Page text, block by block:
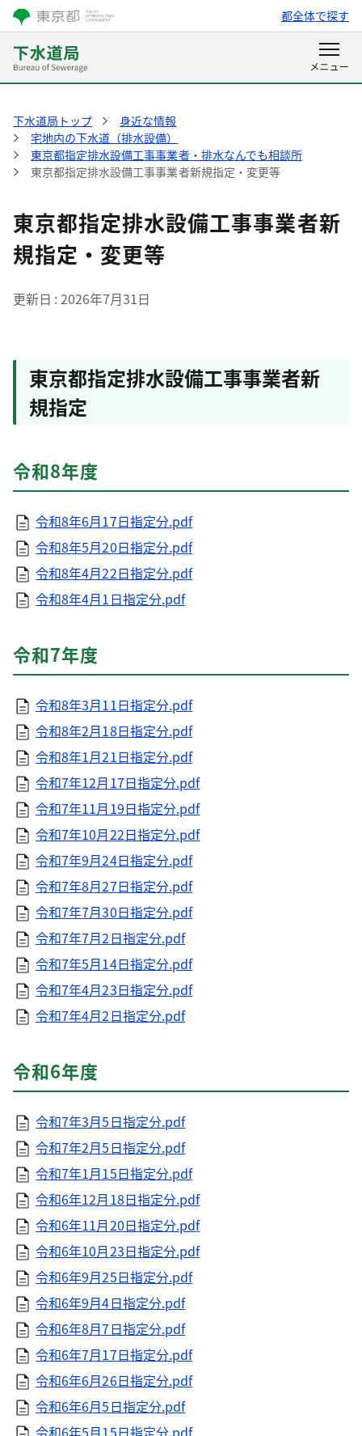
都全体で探す
下水道局トップ
身近な情報
宅地内の下水道（排水設備）
東京都指定排水設備工事事業者・排水なんでも相談所
東京都指定排水設備工事事業者新規指定・変更等
東京都指定排水設備工事事業者新
規指定・変更等
更新日 2026年7月31日
東京都指定排水設備工事事業者新
規指定
令和8年度
令和8年6月17日指定分.pdf
令和8年5月20日指定分.pdf
令和8年4月22日指定分.pdf
令和8年4月1日指定分.pdf
令和7年度​​​​​​
令和8年3月11日指定分.pdf
令和8年2月18日指定分.pdf
令和8年1月21日指定分.pdf
令和7年12月17日指定分.pdf
令和7年11月19日指定分.pdf
令和7年10月22日指定分.pdf
令和7年9月24日指定分.pdf
令和7年8月27日指定分.pdf
令和7年7月30日指定分.pdf
令和7年7月2日指定分.pdf
令和7年5月14日指定分.pdf
令和7年4月23日指定分.pdf
令和7年4月2日指定分.pdf
令和6年度
令和7年3月5日指定分.pdf
令和7年2月5日指定分.pdf
令和7年1月15日指定分.pdf
令和6年12月18日指定分.pdf
令和6年11月20日指定分.pdf
令和6年10月23日指定分.pdf
令和6年9月25日指定分.pdf
令和6年9月4日指定分.pdf
令和6年8月7日指定分.pdf
令和6年7月17日指定分.pdf
令和6年6月26日指定分.pdf
令和6年6月5日指定分.pdf
令和6年5月15日指定分.pdf